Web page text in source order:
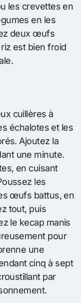
les crevettes en
en les
deux œufs
est bien froid
cuillères à
échalotes et les
Ajoutez la
une minute.
en cuisant
les
œufs battus, en
tout, puis
le kecap manis
pour
une
cinq à sept
par